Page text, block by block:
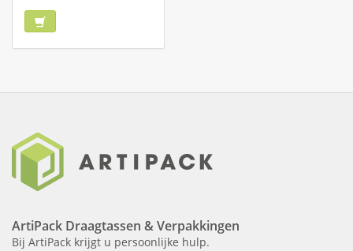
ArtiPack Draagtassen & Verpakkingen
Bij ArtiPack krijgt u persoonlijke hulp.